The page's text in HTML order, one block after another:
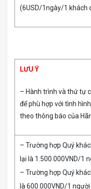
(6USD/1ngày/1 khách
LƯU Ý
– Hành trình và thứ tự
để phù hợp với tình
theo thông báo của
– Trường hợp Quý
lại là 1.500.000VND/1
– Trường hợp Quý
là 600.000VND/1 người